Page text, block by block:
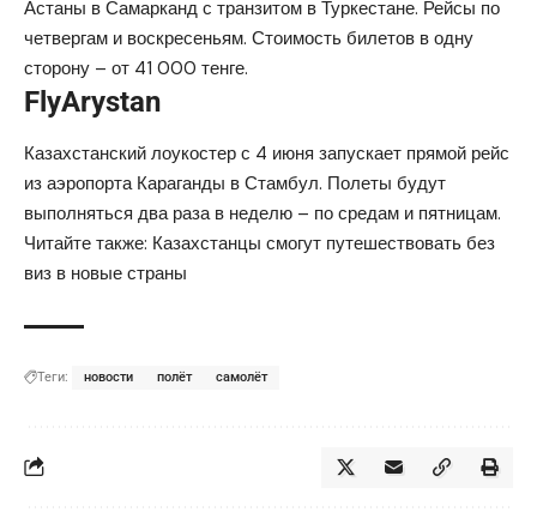
Астаны в Самарканд с транзитом в Туркестане. Рейсы по
четвергам и воскресеньям. Стоимость билетов в одну
сторону – от 41 000 тенге.
FlyArystan
Казахстанский лоукостер с 4 июня запускает прямой рейс
из аэропорта Караганды в Стамбул. Полеты будут
выполняться два раза в неделю – по средам и пятницам.
Читайте также: Казахстанцы смогут путешествовать без
виз в новые страны
Теги: новости полёт самолёт